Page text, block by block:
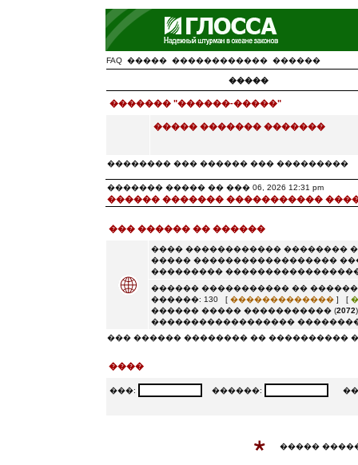
FAQ ����� ������������ ������
�����
������� "������-�����"
����� ������� �������
�������� ��� ������ ��� ���������
������� ����� �� ��� 06, 2026 12:31 pm
������ ������� �����������
��� ������ �� ������
���� ������������ ��������
����� ������������������
���������
������ ����������� ��
������: 130 [ �������������] [
������ ����� ����������� (2072
������������������
��� ������ �������� �� ����������
����
���: ������:
�����